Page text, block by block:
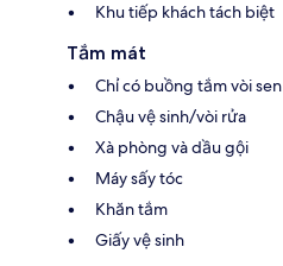
Khu tiếp khách tách biệt
Tắm mát
Chỉ có buồng tắm vòi sen
Chậu vệ sinh/vòi rửa
Xà phòng và dầu gội
Máy sấy tóc
Khăn tắm
Giấy vệ sinh